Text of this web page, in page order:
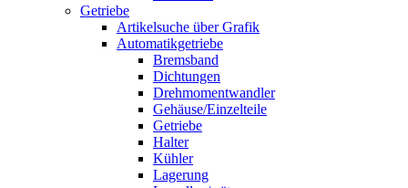
Getriebe
Artikelsuche über Grafik
Automatikgetriebe
Bremsband
Dichtungen
Drehmomentwandler
Gehäuse/Einzelteile
Getriebe
Halter
Kühler
Lagerung